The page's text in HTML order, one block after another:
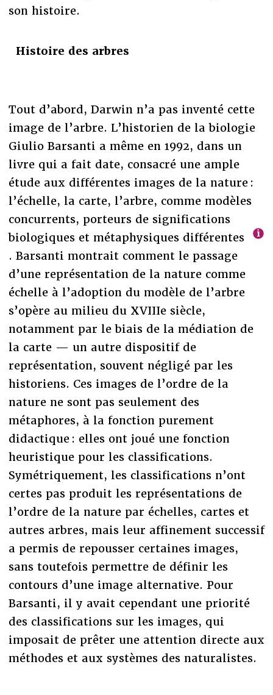
son histoire.
Histoire des arbres
Tout d’abord, Darwin n’a pas inventé cette
image de l’arbre. L’historien de la biologie
Giulio Barsanti a même en 1992, dans un
livre qui a fait date, consacré une ample
étude aux différentes images de la nature :
l’échelle, la carte, l’arbre, comme modèles
concurrents, porteurs de significations
biologiques et métaphysiques différentes
. Barsanti montrait comment le passage
d’une représentation de la nature comme
échelle à l’adoption du modèle de l’arbre
s’opère au milieu du XVIIIe siècle,
notamment par le biais de la médiation de
la carte — un autre dispositif de
représentation, souvent négligé par les
historiens. Ces images de l’ordre de la
nature ne sont pas seulement des
métaphores, à la fonction purement
didactique : elles ont joué une fonction
heuristique pour les classifications.
Symétriquement, les classifications n’ont
certes pas produit les représentations de
l’ordre de la nature par échelles, cartes et
autres arbres, mais leur affinement successif
a permis de repousser certaines images,
sans toutefois permettre de définir les
contours d’une image alternative. Pour
Barsanti, il y avait cependant une priorité
des classifications sur les images, qui
imposait de prêter une attention directe aux
méthodes et aux systèmes des naturalistes.